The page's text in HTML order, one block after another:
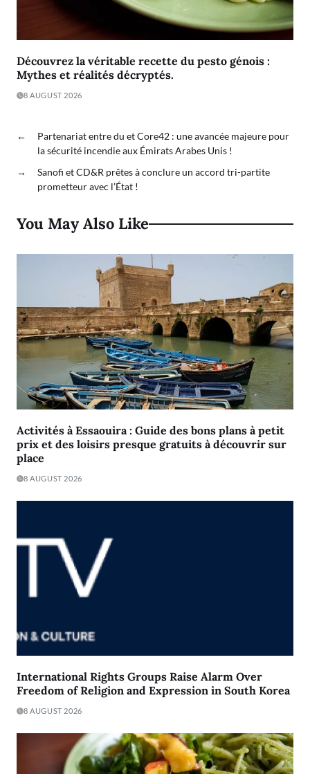
Découvrez la véritable recette du pesto génois :
Mythes et réalités décryptés.
8 AUGUST 2026
←
Partenariat entre du et Core42 : une avancée majeure pour
la sécurité incendie aux Émirats Arabes Unis !
→
Sanofi et CD&R prêtes à conclure un accord tri-partite
prometteur avec l’État !
You May Also Like
Activités à Essaouira : Guide des bons plans à petit
prix et des loisirs presque gratuits à découvrir sur
place
8 AUGUST 2026
International Rights Groups Raise Alarm Over
Freedom of Religion and Expression in South Korea
8 AUGUST 2026